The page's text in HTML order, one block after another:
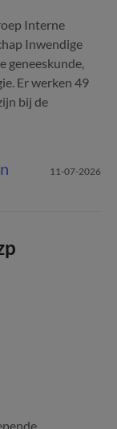
Interne
Inwendige
geneeskunde,
Er werken 49
bij de
11-07-2026